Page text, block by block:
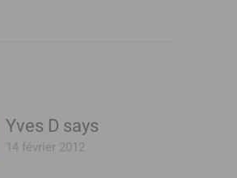
Yves D says
14 février 2012